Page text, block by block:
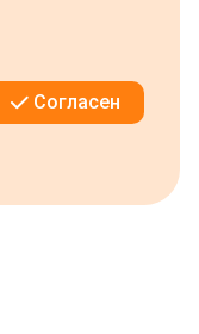
Согласен